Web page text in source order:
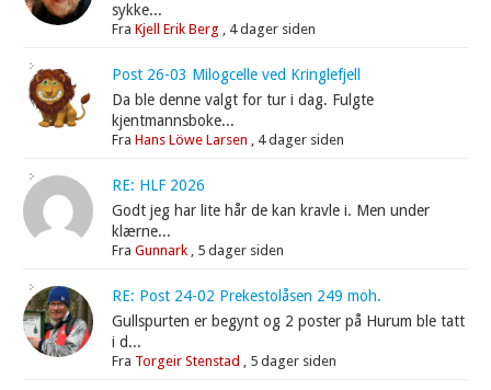
sykke...
FraKjell Erik Berg , 4 dager siden
Post 26-03 Milogcelle ved Kringlefjell
Da ble denne valgt for tur i dag. Fulgte
kjentmannsboke...
FraHans Löwe Larsen , 4 dager siden
RE: HLF 2026
Godt jeg har lite hår de kan kravle i. Men under
klærne...
FraGunnark , 5 dager siden
RE: Post 24-02 Prekestolåsen 249 moh.
Gullspurten er begynt og 2 poster på Hurum ble tatt
i d...
Fra Torgeir Stenstad , 5 dager siden